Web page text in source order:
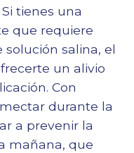
tienes una
que requiere
salina, el
un alivio
Con
durante la
a prevenir la
mañana, que